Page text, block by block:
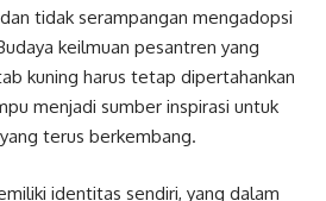
tidak serampangan mengadopsi
keilmuan pesantren yang
kuning harus tetap dipertahankan
menjadi sumber inspirasi untuk
terus berkembang.
identitas sendiri, yang dalam